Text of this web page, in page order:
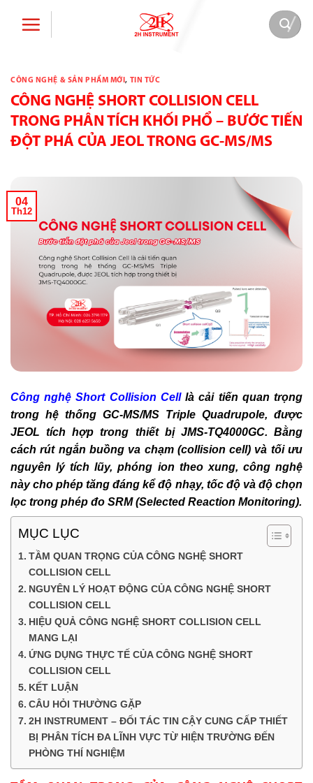
CÔNG NGHỆ & SẢN PHẨM MỚI, TIN TỨC
CÔNG NGHỆ SHORT COLLISION CELL
TRONG PHÂN TÍCH KHỐI PHỔ – BƯỚC TIẾN
ĐỘT PHÁ CỦA JEOL TRONG GC-MS/MS
04
Th12
Công nghệ Short Collision Celllà cải tiến quan trọng
trong hệ thống GC-MS/MS Triple Quadrupole, được
JEOL tích hợp trong thiết bị JMS-TQ4000GC. Bằng
cách rút ngắn buồng va chạm (collision cell) và tối ưu
nguyên lý tích lũy, phóng ion theo xung, công nghệ
này cho phép tăng đáng kể độ nhạy, tốc độ và độ chọn
lọc trong phép đo SRM (Selected Reaction Monitoring).
MỤC LỤC
TẦM QUAN TRỌNG CỦA CÔNG NGHỆ SHORT
COLLISION CELL
NGUYÊN LÝ HOẠT ĐỘNG CỦA CÔNG NGHỆ SHORT
COLLISION CELL
HIỆU QUẢ CÔNG NGHỆ SHORT COLLISION CELL
MANG LẠI
ỨNG DỤNG THỰC TẾ CỦA CÔNG NGHỆ SHORT
COLLISION CELL
KẾT LUẬN
CÂU HỎI THƯỜNG GẶP
2H INSTRUMENT – ĐỐI TÁC TIN CẬY CUNG CẤP THIẾT
BỊ PHÂN TÍCH ĐA LĨNH VỰC TỪ HIỆN TRƯỜNG ĐẾN
PHÒNG THÍ NGHIỆM